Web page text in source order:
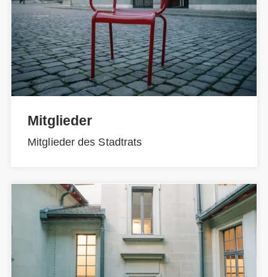
Mitglieder
Mitglieder des Stadtrats